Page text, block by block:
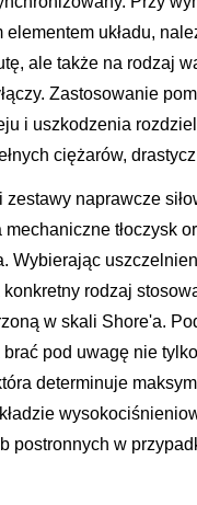
układu,
ale także na rodzaj
Zastosowanie
i uszkodzenia
ciężarów,
naprawcze
tłoczysk
Wybierając
rodzaj
w skali Shore'a.
pod uwagę nie
determinuje
postronnych w